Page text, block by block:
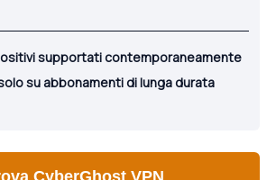
supportati contemporaneamente
su abbonamenti di lunga durata
CyberGhost VPN